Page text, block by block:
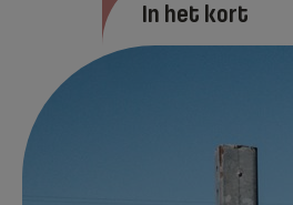
In het kort